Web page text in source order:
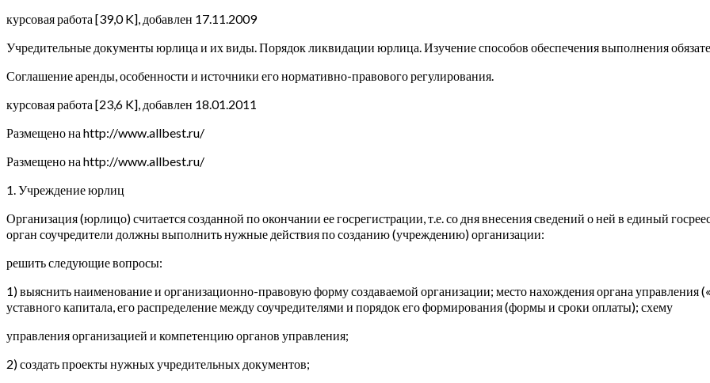
курсовая работа [39,0 K], добавлен 17.11.2009
Учредительные документы юрлица и их виды. Порядок ликвидации юрлица. Изучение способов обеспечения выполнения
Соглашение аренды, особенности и источники его нормативно-правового регулирования.
курсовая работа [23,6 K], добавлен 18.01.2011
Размещено на http://www.allbest.ru/
Размещено на http://www.allbest.ru/
1. Учреждение юрлиц
Организация (юрлицо) считается созданной по окончании ее госрегистрации, т.е. со дня внесения сведений о ней в единый
орган соучредители должны выполнить нужные действия по созданию (учреждению) организации:
решить следующие вопросы:
1) выяснить наименование и организационно-правовую форму создаваемой организации; место нахождения органа управления
уставного капитала, его распределение между соучредителями и порядок его формирования (формы и сроки оплаты); схему
управления организацией и компетенцию органов управления;
2) создать проекты нужных учредительных документов;